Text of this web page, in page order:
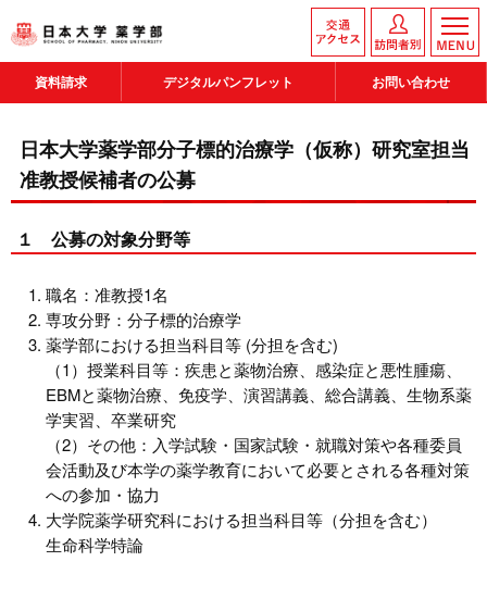
資料請求 デジタルパンフレット お問い合わせ
日本大学薬学部分子標的治療学（仮称）研究室担当
准教授候補者の公募
１ 公募の対象分野等
職名：准教授1名
専攻分野：分子標的治療学
薬学部における担当科目等 (分担を含む)
（1）授業科目等：疾患と薬物治療、感染症と悪性腫瘍、
EBMと薬物治療、免疫学、演習講義、総合講義、生物系薬
学実習、卒業研究
（2）その他：入学試験・国家試験・就職対策や各種委員
会活動及び本学の薬学教育において必要とされる各種対策
への参加・協力
大学院薬学研究科における担当科目等（分担を含む）
生命科学特論